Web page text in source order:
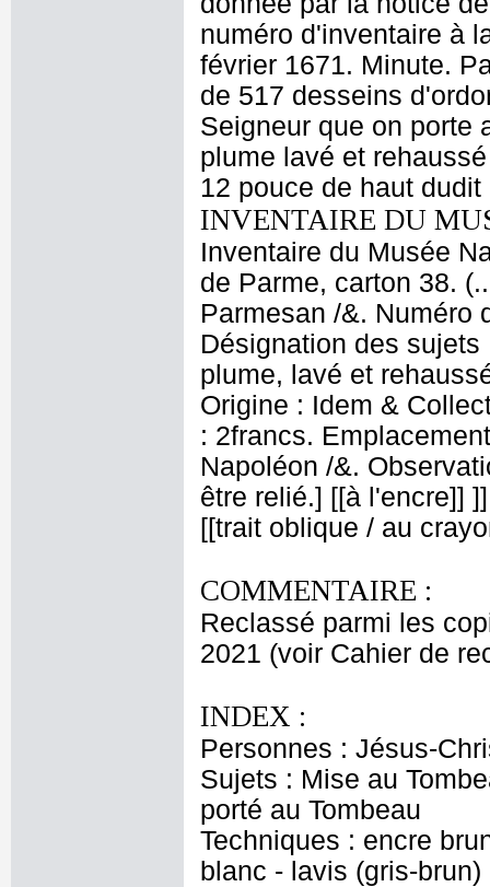
numéro d'inventaire à
février 1671. Minute.
de 517 desseins
Seigneur que on porte
plume lavé et
12 pouce de haut
INVENTAIRE DU
Inventaire du Musée
de Parme, carton 38.
Parmesan /&. Numéro
Désignation des
plume, lavé et
Origine : Idem &
: 2francs.
Napoléon /&.
être relié.] [[à l'encre]]
[[trait oblique / au
COMMENTAIRE :
Reclassé parmi les
2021 (voir Cahier de
INDEX :
Personnes : Jésus-
Sujets : Mise au
porté au Tombeau
Techniques : encre
blanc - lavis (gris-brun)